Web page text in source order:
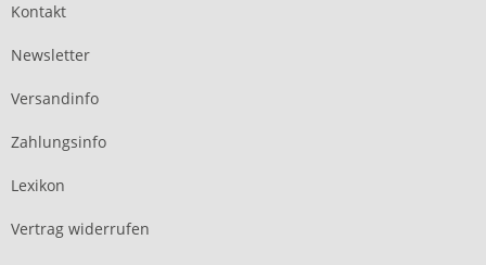
Kontakt
Newsletter
Versandinfo
Zahlungsinfo
Lexikon
Vertrag widerrufen